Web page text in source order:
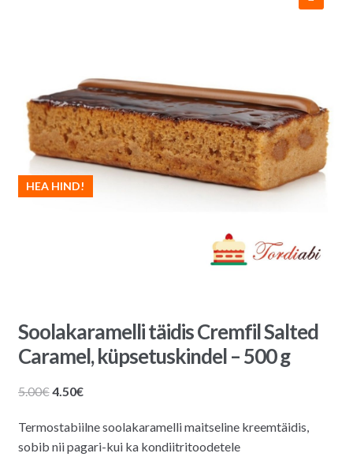
HEA HIND!
Soolakaramelli täidis Cremfil Salted
Caramel, küpsetuskindel – 500 g
5.00€Algne
oli:
5.00€.
4.50€Praegune
on:
4.50€.
Termostabiilne soolakaramelli maitseline kreemtäidis,
sobib nii pagari-kui ka kondiitritoodetele